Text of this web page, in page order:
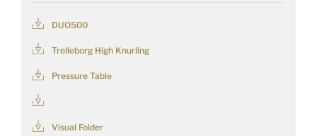
DUO500
Trelleborg High Knurling
Pressure Table
Visual Folder